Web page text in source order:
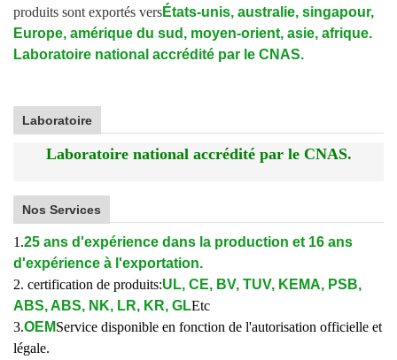
produits sont exportés versÉtats-unis, australie, singapour,
Europe, amérique du sud, moyen-orient, asie, afrique.
Laboratoire national accrédité par le CNAS.
Laboratoire
Laboratoire national accrédité par le CNAS.
Nos Services
1.25 ans d'expérience dans la production et 16 ans
d'expérience à l'exportation.
2. certification de produits:UL, CE, BV, TUV, KEMA, PSB,
ABS, ABS, NK, LR, KR, GLEtc
3.OEMService disponible en fonction de l'autorisation officielle et
légale.